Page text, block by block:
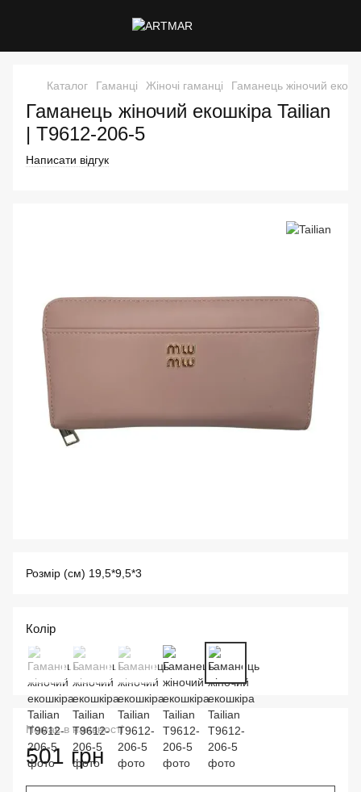
Каталог Гаманці Жіночі гаманці Гаманець жіночий
Гаманець жіночий екошкіра Tailian
| T9612-206-5
Написати відгук
Розмір (см) 19,5*9,5*3
Колір
Немає в наявності
501 грн